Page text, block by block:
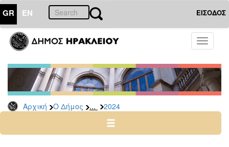
GR EN ΕΙΣΟΔΟΣ
Toggle
Αρχική Ο Δήμος ... 2024
ΔΗΜΟΣ
Δελτία
Τύπου
Αρχείο
2026
2024